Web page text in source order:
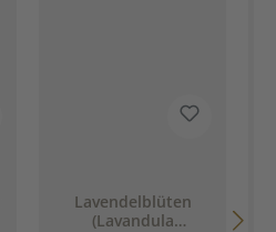
Lavendelblüten
(Lavandula